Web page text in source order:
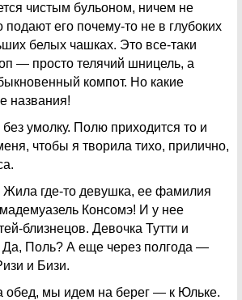
чистым бульоном, ничем не
его почему-то не в глубоких
белых чашках. Это все-таки
— просто телячий шницель, а
компот. Но какие
названия!
умолку. Полю приходится то и
чтобы я творила тихо, прилично,
где-то девушка, ее фамилия
Консомэ! И у нее
близнецов. Девочка Тутти и
Поль? А еще через полгода —
и Бизи.
обед, мы идем на берег — к Юльке.